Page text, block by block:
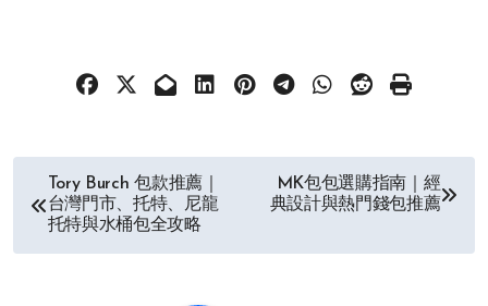
Tory Burch 包款推薦｜
台灣門市、托特、尼龍
托特與水桶包全攻略
MK包包選購指南｜經
典設計與熱門錢包推薦